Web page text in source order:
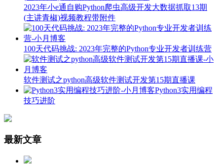
2023年小e通自购Python爬虫高级开发大数据抓取13期
(主讲青椒)视频教程带附件
100天代码挑战: 2023年完整的Python专业开发者训练营
软件测试之python高级软件测试开发第15期直播课
Python3实用编程
技巧进阶
最新文章